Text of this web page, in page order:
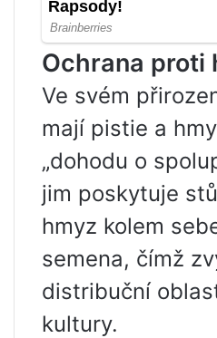
Ochrana proti
Ve svém
mají pistie a
„dohodu o
jim poskytuje
hmyz kolem
semena, čímž
distribuční
kultury.